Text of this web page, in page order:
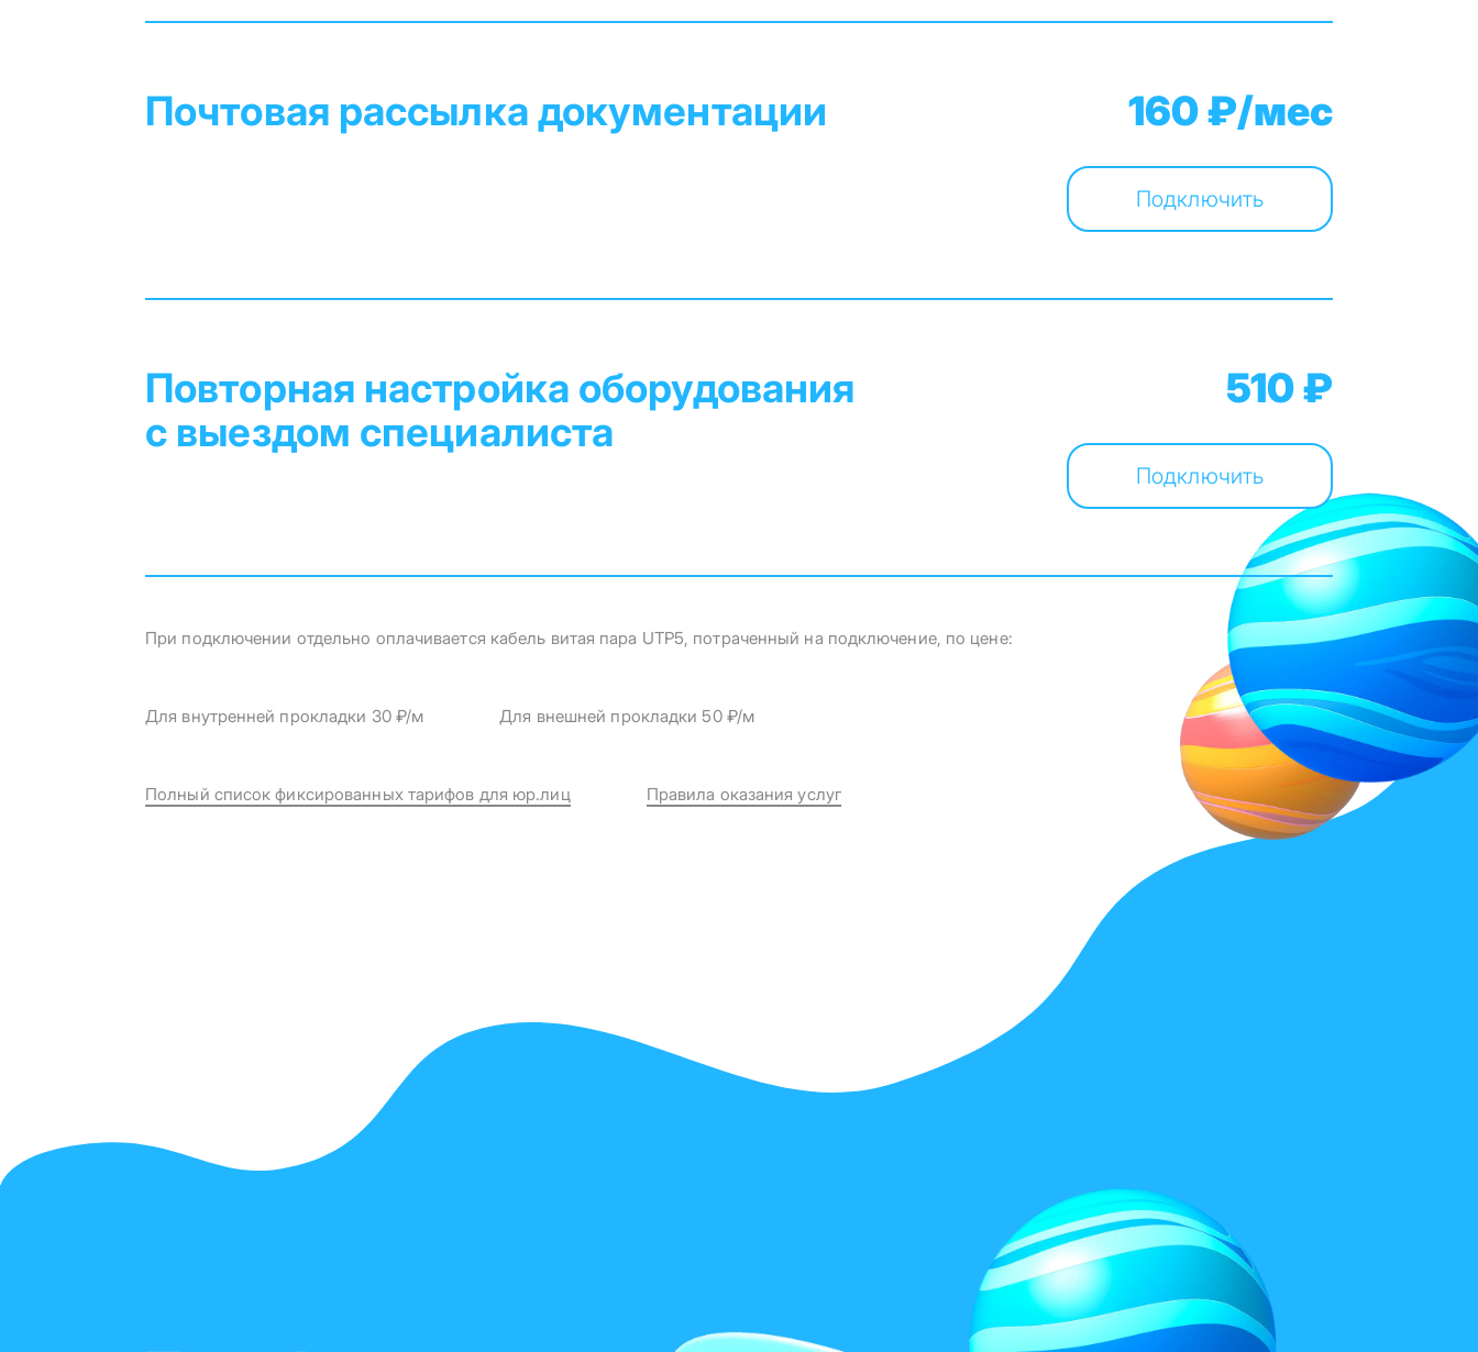
Почтовая рассылка документации 160 ₽/мес
Подключить
Повторная настройка оборудования
с выездом специалиста
510 ₽
Подключить
При подключении отдельно оплачивается кабель витая пара UTP5, потраченный на подключение, по цене:
Для внутренней прокладки 30 ₽/м Для внешней прокладки 50 ₽/м
Полный список фиксированных тарифов для юр.лиц Правила оказания услуг